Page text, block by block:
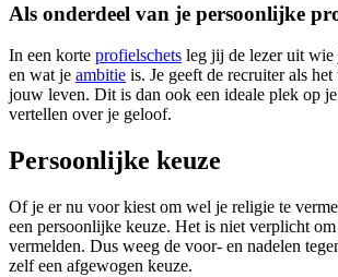
Als onderdeel van je persoonlijke
In een korte profielschets leg jij de lezer uit wie
en wat je ambitie is. Je geeft de recruiter als
jouw leven. Dit is dan ook een ideale plek op
vertellen over je geloof.
Persoonlijke keuze
Of je er nu voor kiest om wel je religie te
een persoonlijke keuze. Het is niet verplicht
vermelden. Dus weeg de voor- en nadelen
zelf een afgewogen keuze.